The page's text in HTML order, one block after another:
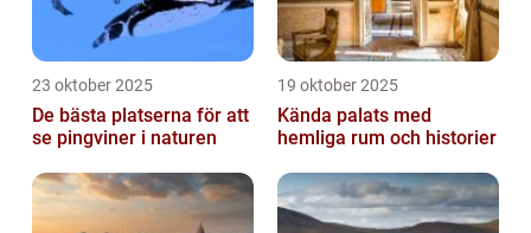
23 oktober 2025
De bästa platserna för att
se pingviner i naturen
19 oktober 2025
Kända palats med
hemliga rum och historier